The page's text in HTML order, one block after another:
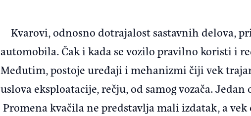
Kvarovi, odnosno dotrajalost sastavnih delova,
automobila. Čak i kada se vozilo pravilno koristi i
Međutim, postoje uređaji i mehanizmi čiji vek
uslova eksploatacije, rečju, od samog vozača.
Promena kvačila ne predstavlja mali izdatak, a